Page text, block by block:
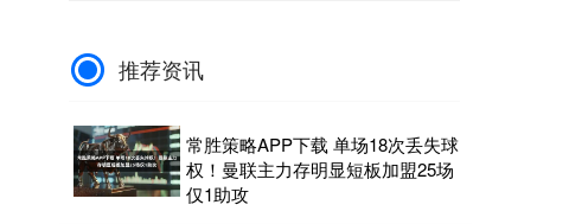
推荐资讯
常胜策略APP下载 单场18次丢失球
权！曼联主力存明显短板加盟25场
仅1助攻